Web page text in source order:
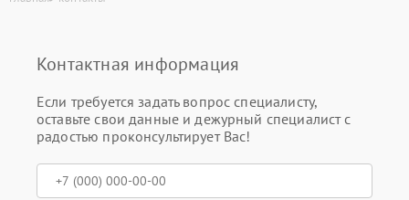
Контактная информация
Если требуется задать вопрос специалисту,
оставьте свои данные и дежурный специалист с
радостью проконсультирует Вас!